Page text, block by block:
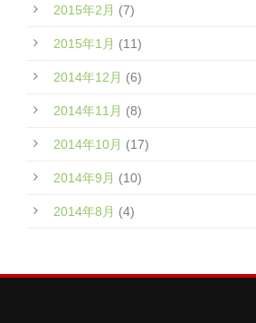
2015年2月 (7)
2015年1月 (11)
2014年12月 (6)
2014年11月 (8)
2014年10月 (17)
2014年9月 (10)
2014年8月 (4)